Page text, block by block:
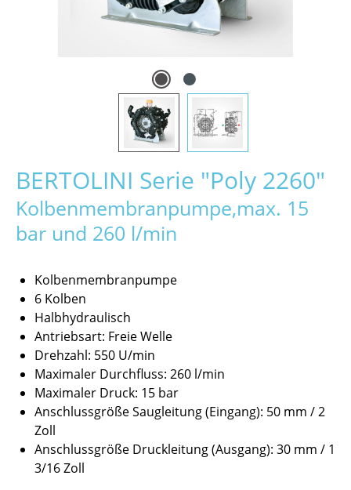
BERTOLINI Serie "Poly 2260"
Kolbenmembranpumpe,max. 15
bar und 260 l/min
Kolbenmembranpumpe
6 Kolben
Halbhydraulisch
Antriebsart: Freie Welle
Drehzahl: 550 U/min
Maximaler Durchfluss: 260 l/min
Maximaler Druck: 15 bar
Anschlussgröße Saugleitung (Eingang): 50 mm / 2
Zoll
Anschlussgröße Druckleitung (Ausgang): 30 mm / 1
3/16 Zoll